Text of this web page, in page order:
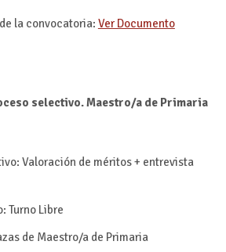
la convocatoria: Ver Documento
selectivo. Maestro/a de Primaria
Valoración de méritos + entrevista
Turno Libre
de Maestro/a de Primaria